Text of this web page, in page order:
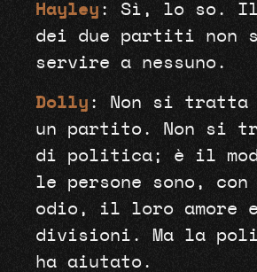
Hayley : Sì, lo so. Il
dei due partiti non
servire a nessuno.
Dolly : Non si tratta
un partito. Non si
di politica; è il
le persone sono,
odio, il loro amore
divisioni. Ma la
ha aiutato.